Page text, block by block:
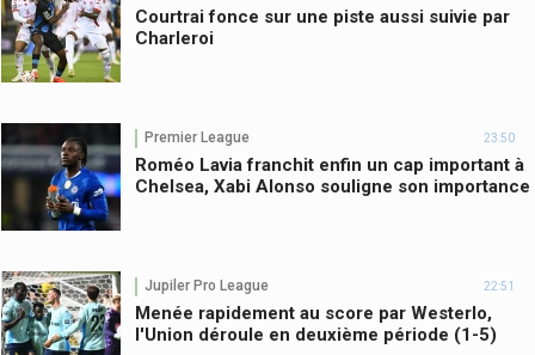
Courtrai fonce sur une piste aussi suivie par
Charleroi
Premier League 23:50
Roméo Lavia franchit enfin un cap important à
Chelsea, Xabi Alonso souligne son importance
Jupiler Pro League 22:51
Menée rapidement au score par Westerlo,
l'Union déroule en deuxième période (1-5)